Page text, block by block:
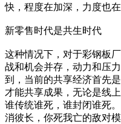
快，程度在加深，力度也
新零售时代是共生时代
这种情况下，对于彩钢板
战和机会并存，动力和压
到，当前的共享经济首先
才能共享成果，无论是线
谁传统谁死，谁封闭谁死
消彼长，你死我亡的敌对模